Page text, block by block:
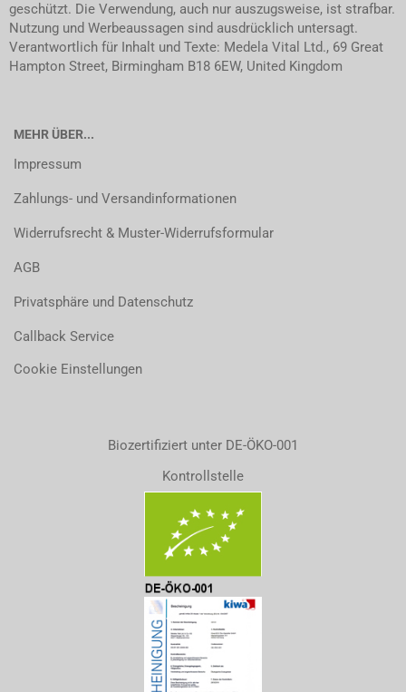
geschützt. Die Verwendung, auch nur auszugsweise, ist strafbar.
Nutzung und Werbeaussagen sind ausdrücklich untersagt.
Verantwortlich für Inhalt und Texte: Medela Vital Ltd., 69 Great
Hampton Street, Birmingham B18 6EW, United Kingdom
MEHR ÜBER...
Impressum
Zahlungs- und Versandinformationen
Widerrufsrecht & Muster-Widerrufsformular
AGB
Privatsphäre und Datenschutz
Callback Service
Cookie Einstellungen
Biozertifiziert unter DE-ÖKO-001
Kontrollstelle